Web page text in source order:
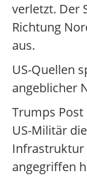
verletzt. Der
Richtung
aus.
US-Quellen
angeblicher
Trumps Post
US-Militär
Infrastruktur
angegriffen